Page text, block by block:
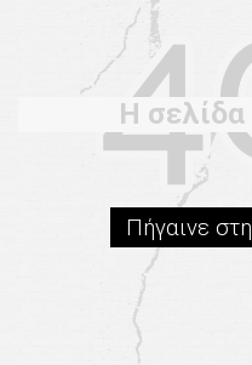
Η
Πήγαινε